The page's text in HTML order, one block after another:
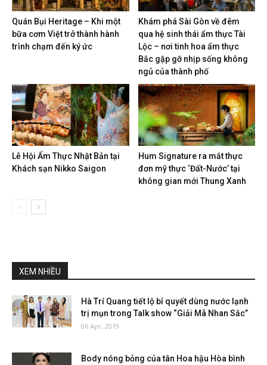
Quán Bụi Heritage – Khi một
bữa cơm Việt trở thành hành
trình chạm đến ký ức
Khám phá Sài Gòn về đêm
qua hệ sinh thái ẩm thực Tài
Lộc – nơi tinh hoa ẩm thực
Bắc gặp gỡ nhịp sống không
ngủ của thành phố
Lễ Hội Ẩm Thực Nhật Bản tại
Khách sạn Nikko Saigon
Hum Signature ra mắt thực
đơn mỹ thực ‘Đất-Nước’ tại
không gian mới Thung Xanh
XEM NHIỀU
Hà Trí Quang tiết lộ bí quyết dùng nước lạnh
trị mụn trong Talk show “Giải Mã Nhan Sắc”
06 Apr, 2019
Body nóng bỏng của tân Hoa hậu Hòa bình